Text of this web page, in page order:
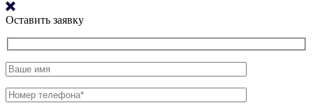
Оставить заявку